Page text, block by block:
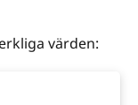
värden: